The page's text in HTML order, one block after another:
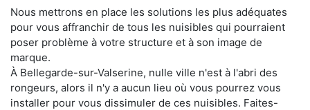
Nous mettrons en place les solutions les plus adéquates
pour vous affranchir de tous les nuisibles qui pourraient
poser problème à votre structure et à son image de
marque.
À Bellegarde-sur-Valserine, nulle ville n'est à l'abri des
rongeurs, alors il n'y a aucun lieu où vous pourrez vous
installer pour vous dissimuler de ces nuisibles. Faites-